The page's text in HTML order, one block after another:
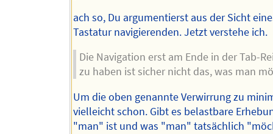
ach so, Du argumentierst aus der Sicht
Tastatur navigierenden. Jetzt verstehe ich.
Die Navigation erst am Ende in der Tab-
zu haben ist sicher nicht das, was man
Um die oben genannte Verwirrung zu
vielleicht schon. Gibt es belastbare
"man" ist und was "man" tatsächlich